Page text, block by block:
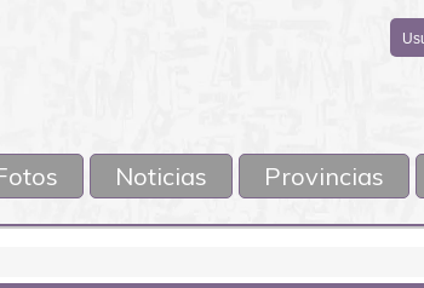
Noticias Provincias